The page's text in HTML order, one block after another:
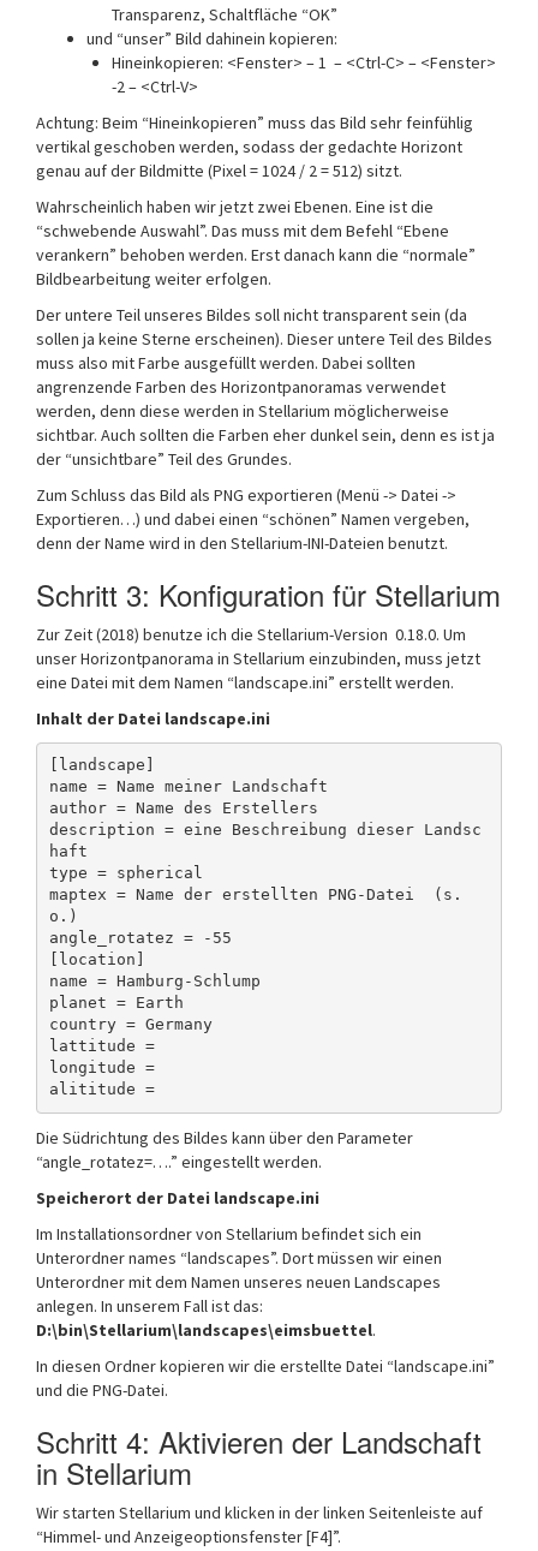
Transparenz, Schaltfläche “OK”
und “unser” Bild dahinein kopieren:
Hineinkopieren: <Fenster> – 1 – <Ctrl-C> – <Fenster>
-2 – <Ctrl-V>
Achtung: Beim “Hineinkopieren” muss das Bild sehr feinfühlig
vertikal geschoben werden, sodass der gedachte Horizont
genau auf der Bildmitte (Pixel = 1024 / 2 = 512) sitzt.
Wahrscheinlich haben wir jetzt zwei Ebenen. Eine ist die
“schwebende Auswahl”. Das muss mit dem Befehl “Ebene
verankern” behoben werden. Erst danach kann die “normale”
Bildbearbeitung weiter erfolgen.
Der untere Teil unseres Bildes soll nicht transparent sein (da
sollen ja keine Sterne erscheinen). Dieser untere Teil des Bildes
muss also mit Farbe ausgefüllt werden. Dabei sollten
angrenzende Farben des Horizontpanoramas verwendet
werden, denn diese werden in Stellarium möglicherweise
sichtbar. Auch sollten die Farben eher dunkel sein, denn es ist ja
der “unsichtbare” Teil des Grundes.
Zum Schluss das Bild als PNG exportieren (Menü -> Datei ->
Exportieren…) und dabei einen “schönen” Namen vergeben,
denn der Name wird in den Stellarium-INI-Dateien benutzt.
Schritt 3: Konfiguration für Stellarium
Zur Zeit (2018) benutze ich die Stellarium-Version 0.18.0. Um
unser Horizontpanorama in Stellarium einzubinden, muss jetzt
eine Datei mit dem Namen “landscape.ini” erstellt werden.
Inhalt der Datei landscape.ini
[landscape]
name = Name meiner Landschaft
author = Name des Erstellers
description = eine Beschreibung dieser Landsc
haft
type = spherical
maptex = Name der erstellten PNG-Datei  (s.
o.)
angle_rotatez = -55
[location]
name = Hamburg-Schlump
planet = Earth
country = Germany
lattitude =
longitude =
alititude =
Die Südrichtung des Bildes kann über den Parameter
“angle_rotatez=….” eingestellt werden.
Speicherort der Datei landscape.ini
Im Installationsordner von Stellarium befindet sich ein
Unterordner names “landscapes”. Dort müssen wir einen
Unterordner mit dem Namen unseres neuen Landscapes
anlegen. In unserem Fall ist das:
D:\bin\Stellarium\landscapes\eimsbuettel.
In diesen Ordner kopieren wir die erstellte Datei “landscape.ini”
und die PNG-Datei.
Schritt 4: Aktivieren der Landschaft
in Stellarium
Wir starten Stellarium und klicken in der linken Seitenleiste auf
“Himmel- und Anzeigeoptionsfenster [F4]”.